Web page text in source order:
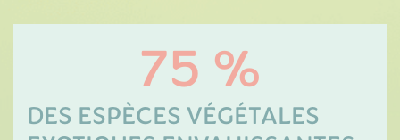
75 %
DES ESPÈCES VÉGÉTALES